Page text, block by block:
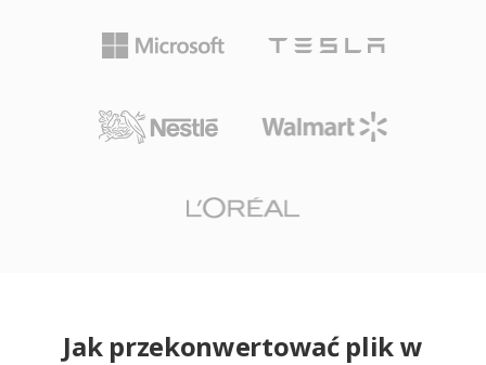
Jak przekonwertować plik w